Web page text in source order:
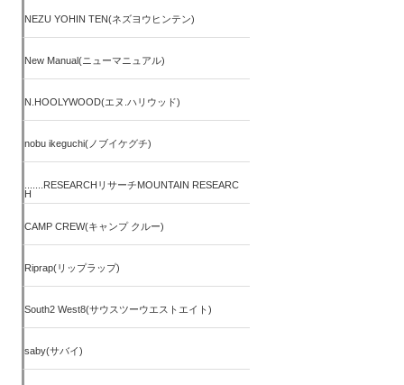
NEZU YOHIN TEN(ネズヨウヒンテン)
New Manual(ニューマニュアル)
N.HOOLYWOOD(エヌ.ハリウッド)
nobu ikeguchi(ノブイケグチ)
.......RESEARCHリサーチMOUNTAIN RESEARC
H
CAMP CREW(キャンプ クルー)
Riprap(リップラップ)
South2 West8(サウスツーウエストエイト)
saby(サバイ)